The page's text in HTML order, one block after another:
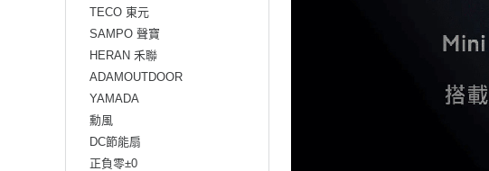
TECO 東元
SAMPO 聲寶
HERAN 禾聯
ADAMOUTDOOR
YAMADA
勳風
DC節能扇
正負零±0